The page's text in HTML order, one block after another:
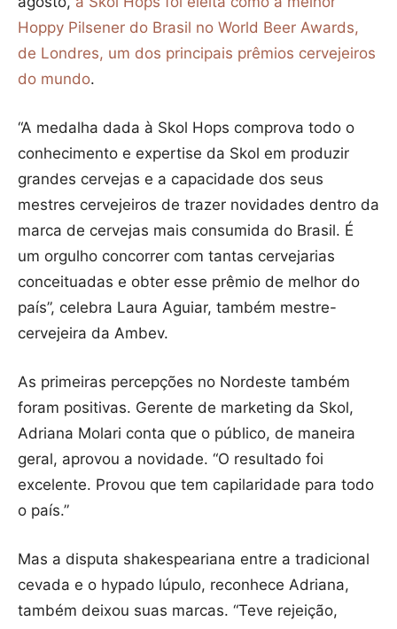
Hoppy Pilsener do Brasil no World Beer Awards,
de Londres, um dos principais prêmios cervejeiros
do mundo.
“A medalha dada à Skol Hops comprova todo o
conhecimento e expertise da Skol em produzir
grandes cervejas e a capacidade dos seus
mestres cervejeiros de trazer novidades dentro da
marca de cervejas mais consumida do Brasil. É
um orgulho concorrer com tantas cervejarias
conceituadas e obter esse prêmio de melhor do
país”, celebra Laura Aguiar, também mestre-
cervejeira da Ambev.
As primeiras percepções no Nordeste também
foram positivas. Gerente de marketing da Skol,
Adriana Molari conta que o público, de maneira
geral, aprovou a novidade. “O resultado foi
excelente. Provou que tem capilaridade para todo
o país.”
Mas a disputa shakespeariana entre a tradicional
cevada e o hypado lúpulo, reconhece Adriana,
também deixou suas marcas. “Teve rejeição,